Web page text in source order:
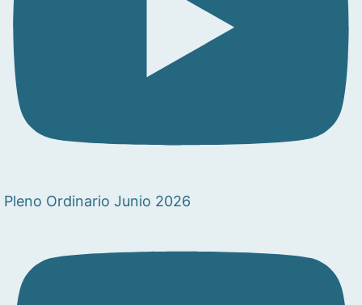
Pleno Ordinario Junio 2026